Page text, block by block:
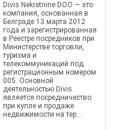
Divis Nekretnine DOO — это
компания, основанная в
Белграде 13 марта 2012
года и зарегистрированная
в Реестре посредников при
Министерстве торговли,
туризма и
телекоммуникаций под
регистрационным номером
005. Основной
деятельностью Divis
является посредничество
при купле и продаже
недвижимости на тер...